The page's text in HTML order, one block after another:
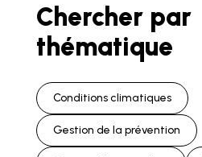
Chercher par
thématique
Conditions climatiques
Gestion de la prévention